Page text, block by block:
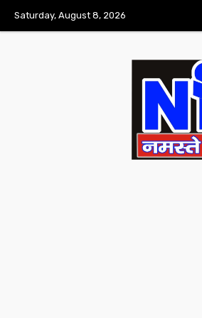
Saturday, August 8, 2026